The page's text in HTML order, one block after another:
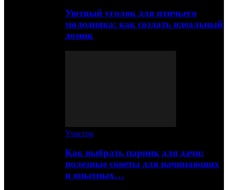
Уютный уголок для птичьего
молодняка: как создать идеальный
домик
Участок
Как выбрать парник для дачи:
полезные советы для начинающих
и опытных…